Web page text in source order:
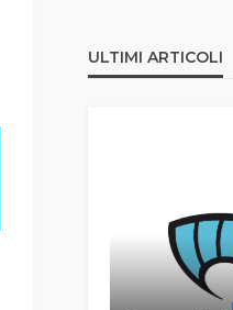
ULTIMI ARTICOLI